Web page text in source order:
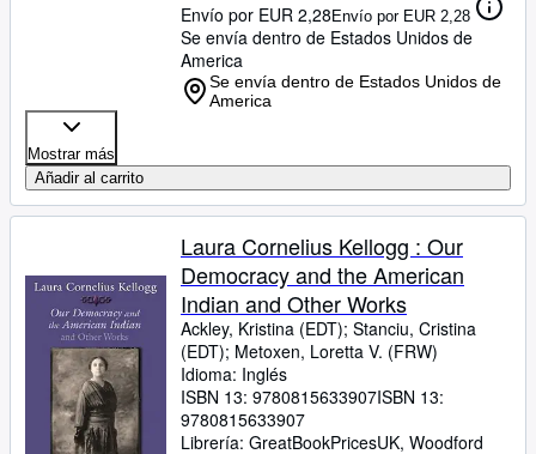
Envío por EUR 2,28Envío por EUR 2,28
Se envía dentro de Estados Unidos de
America
Se envía dentro de Estados Unidos de
America
Mostrar más
Añadir al carrito
Laura Cornelius Kellogg : Our
Democracy and the American
Indian and Other Works
Ackley, Kristina (EDT); Stanciu, Cristina
(EDT); Metoxen, Loretta V. (FRW)
Idioma: Inglés
ISBN 13: 9780815633907ISBN 13:
9780815633907
Librería: GreatBookPricesUK, Woodford